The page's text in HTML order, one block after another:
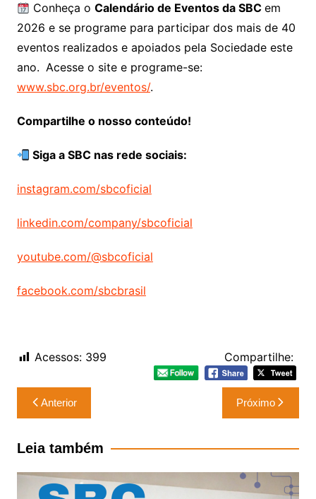
Conheça oCalendário de Eventos da SBCem
2026 e se programe para participar dos mais de 40
eventos realizados e apoiados pela Sociedade este
ano. Acesse o site e programe-se:
www.sbc.org.br/eventos/.
Compartilhe o nosso conteúdo!
Siga a SBC nas rede sociais:
instagram.com/sbcoficial
linkedin.com/company/sbcoficial
youtube.com/@sbcoficial
facebook.com/sbcbrasil
Compartilhe:
Acessos: 399
Navegação
de
Post
Anterior Próximo
Leia também